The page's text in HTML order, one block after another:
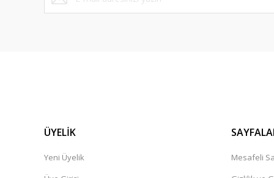
ÜYELİK
Yeni Üyelik
Mesafeli